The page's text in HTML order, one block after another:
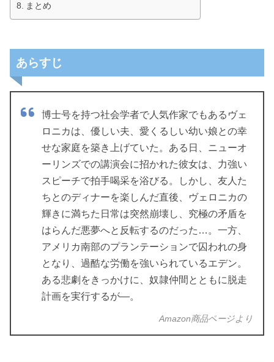
まとめ
あらすじ
博士号を持つ社会学者で人気作家でもあるヴェ
ロニカは、優しい夫、愛くるしい幼い娘との幸
せな家庭を築き上げていた。ある日、ニューオ
ーリンズでの講演会に招かれた彼女は、力強い
スピーチで拍手喝采を浴びる。しかし、友人た
ちとのディナーを楽しんだ直後、ヴェロニカの
輝きに満ちた日常は突然崩壊し、究極の矛盾を
はらんだ悪夢へと反転するのだった…。一方、
アメリカ南部のプランテーションで囚われの身
となり、過酷な労働を強いられているエデン。
ある悲劇をきっかけに、奴隷仲間とともに脱走
計画を実行するが―。
Amazon商品ページより